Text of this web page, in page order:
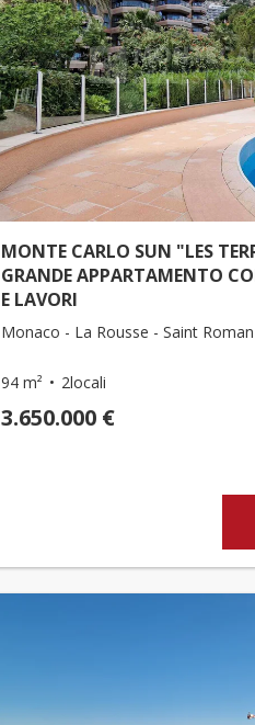
MONTE CARLO SUN "LES
GRANDE APPARTAMENTO
E LAVORI
Monaco - La Rousse - Saint Roman
94 m² 2locali
3.650.000 €